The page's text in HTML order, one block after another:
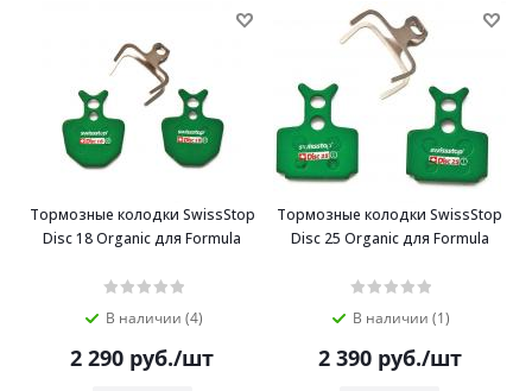
Тормозные колодки SwissStop
Disc 18 Organic для Formula
В наличии (4)
2 290 руб./шт
Тормозные колодки SwissStop
Disc 25 Organic для Formula
В наличии (1)
2 390руб./шт